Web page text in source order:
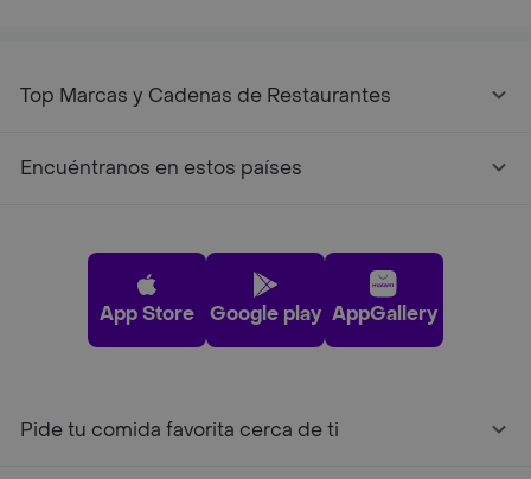
Top Marcas y Cadenas de Restaurantes
Encuéntranos en estos países
App Store Google play AppGallery
Pide tu comida favorita cerca de ti